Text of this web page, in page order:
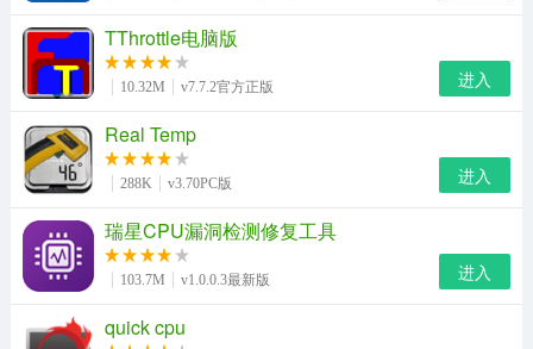
TThrottle电脑版
10.32M v7.7.2官方正版 进入
Real Temp
288K v3.70PC版 进入
瑞星CPU漏洞检测修复工具
103.7M v1.0.0.3最新版 进入
quick cpu